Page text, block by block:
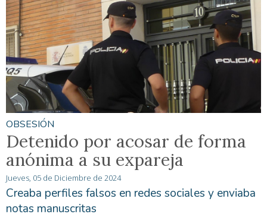
OBSESIÓN
Detenido por acosar de forma
anónima a su expareja
Jueves, 05 de Diciembre de 2024
Creaba perfiles falsos en redes sociales y enviaba
notas manuscritas